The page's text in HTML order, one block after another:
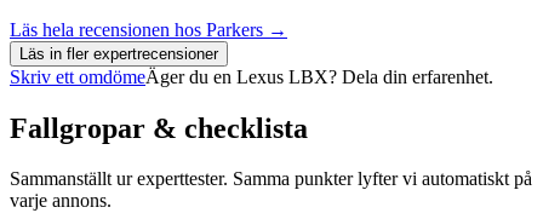
Läs hela recensionen hos Parkers →
Läs in fler expertrecensioner
Skriv ett omdömeÄger du en Lexus LBX? Dela din erfarenhet.
Fallgropar & checklista
Sammanställt ur experttester. Samma punkter lyfter vi automatiskt på
varje annons.